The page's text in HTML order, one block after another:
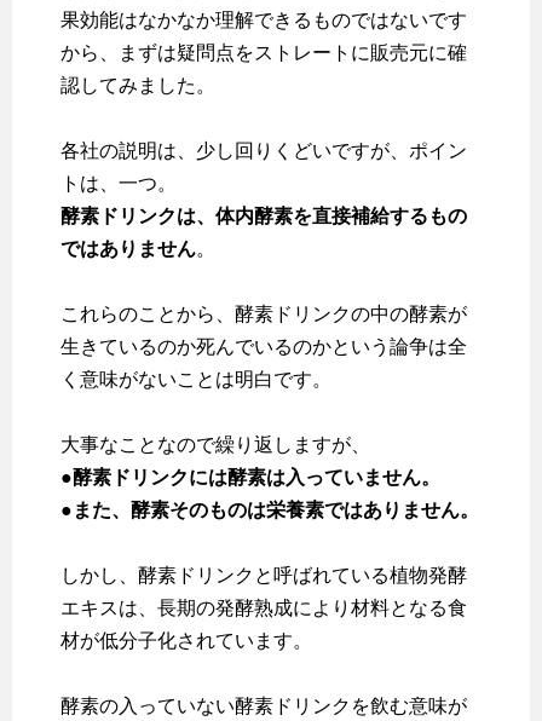
果効能はなかなか理解できるものではないです
から、まずは疑問点をストレートに販売元に確
認してみました。
各社の説明は、少し回りくどいですが、ポイン
トは、一つ。
酵素ドリンクは、体内酵素を直接補給するもの
ではありません。
これらのことから、酵素ドリンクの中の酵素が
生きているのか死んでいるのかという論争は全
く意味がないことは明白です。
大事なことなので繰り返しますが、
●酵素ドリンクには酵素は入っていません。
●また、酵素そのものは栄養素ではありません。
しかし、酵素ドリンクと呼ばれている植物発酵
エキスは、長期の発酵熟成により材料となる食
材が低分子化されています。
酵素の入っていない酵素ドリンクを飲む意味が